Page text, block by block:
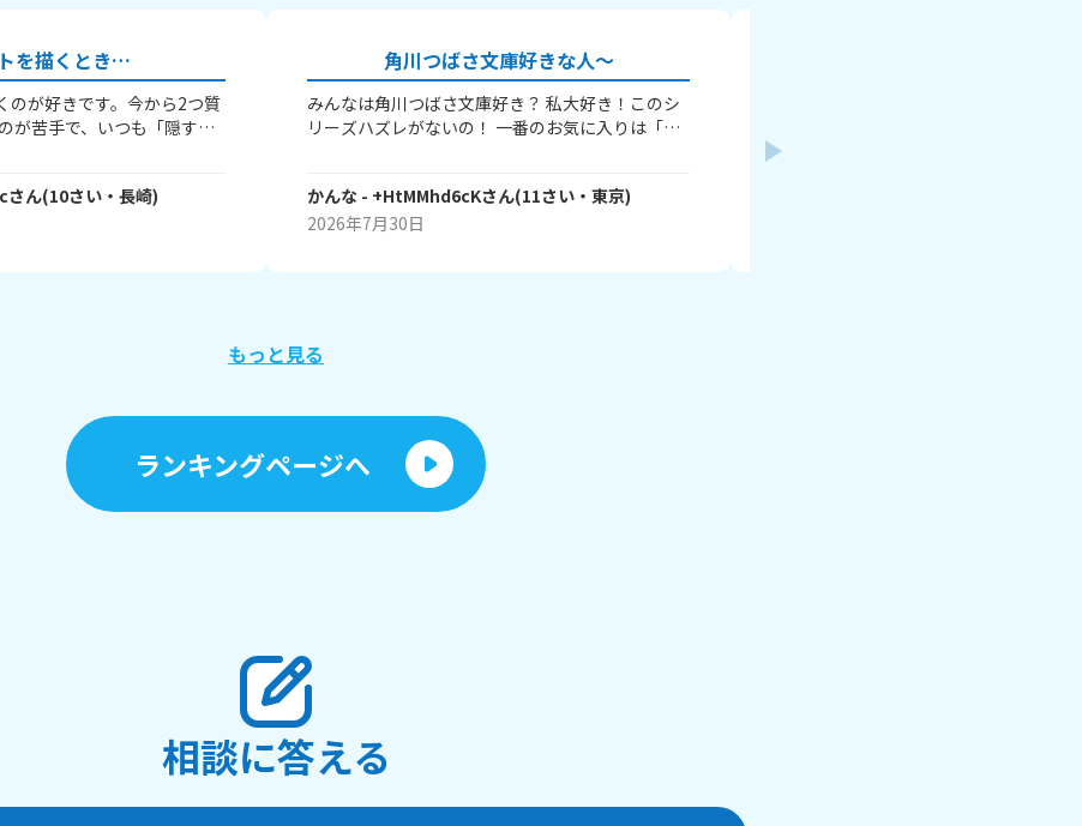
を描くとき…
のが好きです。今から2つ質
が苦手で、いつも「隠す」
ばかり描いていて、それ
とうしたらいいですか？
さん(10さい・ 長崎)
角川つばさ文庫好きな人～
みんなは角川つばさ文庫好き？ 私大好き！このシ
リーズハズレがないの！ 一番のお気に入りは「放
知ってる人がいたら嬉しいです！ みんなは何が好
きですか？角川つばさ文庫でもそうじゃなくても
かんな - +HtMMhd6cKさん(11さい・東京)
2026年7月30日
ミュージック です！ たくさんの回答待ってます！
もっと見る
ランキングページへ
相談に答える